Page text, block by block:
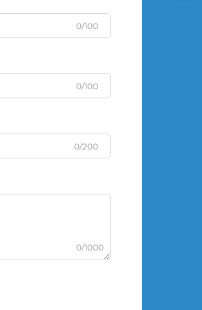
0/100
0/100
0/200
0/1000